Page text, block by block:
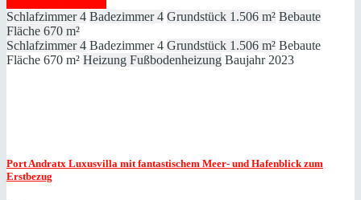
Schlafzimmer 4 Badezimmer 4 Grundstück 1.506 m² Bebaute
Fläche 670 m²
Schlafzimmer 4 Badezimmer 4 Grundstück 1.506 m² Bebaute
Fläche 670 m² Heizung Fußbodenheizung Baujahr 2023
Port Andratx Luxusvilla mit fantastischem Meer- und Hafenblick zum
Erstbezug